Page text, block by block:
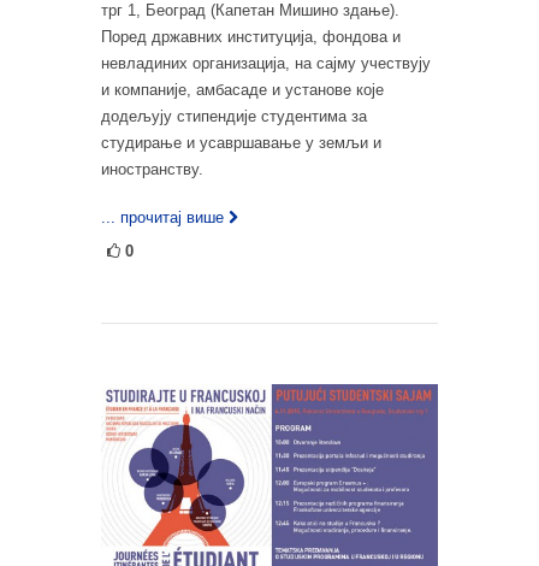
трг 1, Београд (Капетан Мишино здање).
Поред државних институција, фондова и
невладиних организација, на сајму учествују
и компаније, амбасаде и установе које
додељују стипендије студентима за
студирање и усавршавање у земљи и
иностранству.
... прочитај више
0